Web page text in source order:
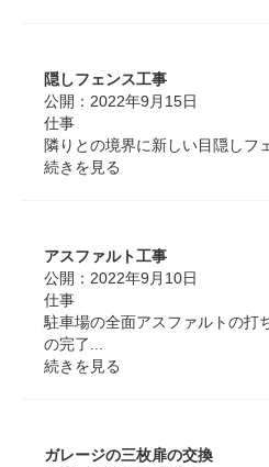
隠しフェンス工事
公開： 2022年9月15日
仕事
隣りとの境界に新しい目隠しフ
続きを見る
アスファルト工事
公開： 2022年9月10日
仕事
駐車場の全面アスファルトの打
の完了...
続きを見る
ガレージの三枚扉の交換